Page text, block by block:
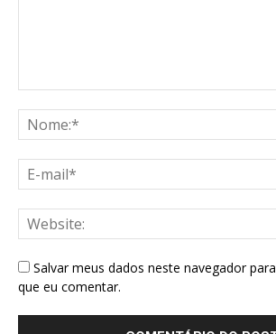
Salvar meus dados neste navegador
que eu comentar.